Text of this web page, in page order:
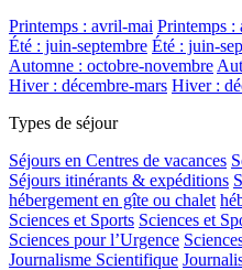
Printemps : avril-mai Printemps :
Été : juin-septembre Été : juin-
Automne : octobre-novembre
Hiver : décembre-mars Hiver :
Types de séjour
Séjours en Centres de vacances
Séjours itinérants & expéditions
hébergement en gîte ou chalet
Sciences et Sports Sciences et
Sciences pour l’Urgence
Journalisme Scientifique